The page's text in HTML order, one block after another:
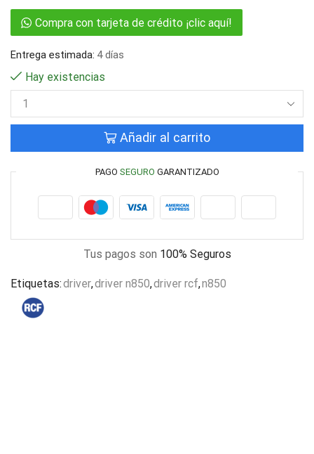
Compra con tarjeta de crédito ¡clic aquí!
Entrega estimada: 4 días
Hay existencias
Añadir al carrito
PAGO SEGURO GARANTIZADO
Tus pagos son 100% Seguros
Etiquetas:driver,driver n850,driver rcf,n850